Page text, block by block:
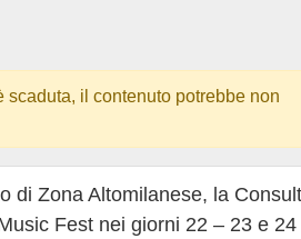
il contenuto potrebbe non
di Zona Altomilanese, la
Fest nei giorni 22 – 23 e